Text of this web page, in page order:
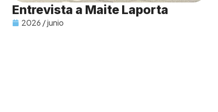
Entrevista a Maite Laporta
2026 / junio